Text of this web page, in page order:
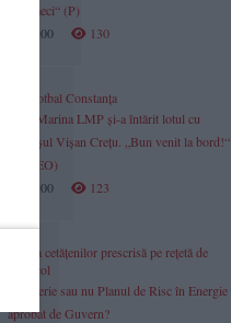
acel meci“ (P)
17:00
130
Minifotbal Constanța
ACS Marina LMP și-a întărit lotul cu
fundașul Vișan Crețu. „Bun venit la bord!“
(VIDEO)
17:00
123
Panica cetățenilor prescrisă pe rețetă de
protocol
Ne sperie sau nu Planul de Risc în Energie
aprobat de Guvern?